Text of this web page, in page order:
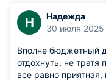
Н
Надежда
30 июля 2025
Вполне бюджетный
отдохнуть, не тратя
все равно